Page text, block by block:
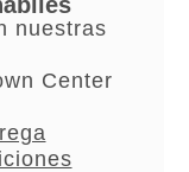
nuestras
Center